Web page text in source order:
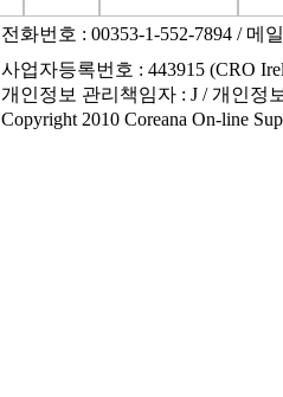
전화번호 : 00353-1-552-7894 / 메
사업자등록번호 : 443915 (CRO
개인정보 관리책임자 : J / 개인정
Copyright 2010 Coreana On-line